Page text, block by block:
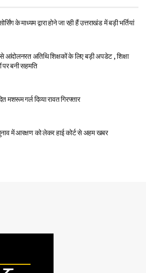
के माध्यम द्वारा होने जा रही हैं उत्तराखंड में बड़ी भर्तियां
आंदोलनरत अतिथि शिक्षकों के लिए बड़ी अपडेट , शिक्षा
पर बनी सहमति
मशरूम गर्ल दिव्या रावत गिरफ्तार
में आरक्षण को लेकर हाई कोर्ट से अहम खबर